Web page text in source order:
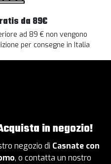
da 89€
ad 89 € non vengono
per consegne in Italia
in negozio!
negozio di Casnate con
, o contatta un nostro